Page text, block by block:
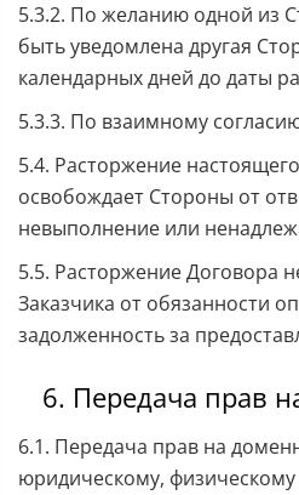
5.3.2. По желанию одной из
быть уведомлена другая
календарных дней до даты
5.3.3. По взаимному
5.4. Расторжение
освобождает Стороны от
невыполнение или
5.5. Расторжение Договора
Заказчика от обязанности
задолженность за
6. Передача прав
6.1. Передача прав на
юридическому,